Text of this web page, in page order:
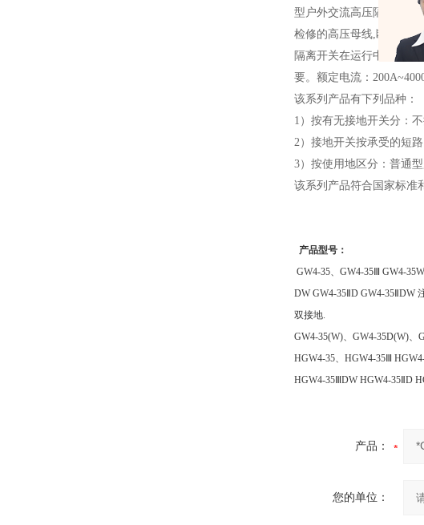
型户外交流高压隔离开关
检修的高压母线,断路器
隔离开关在运行中出现的
要。额定电流：
该系列产品有下列品种：
1）按有无接地开关分：
2）接地开关按承受的短
3）按使用地区分：普通
该系列产品符合国家标准
产品型号：
GW4-35、GW4-35Ⅲ GW4-
DW GW4-35ⅡD GW4-35ⅡDW
双接地.
GW4-35(W)、GW4-35D(W)、
HGW4-35、HGW4-35Ⅲ
HGW4-35ⅢDW HGW4-35ⅡD
产品：
您的单位：